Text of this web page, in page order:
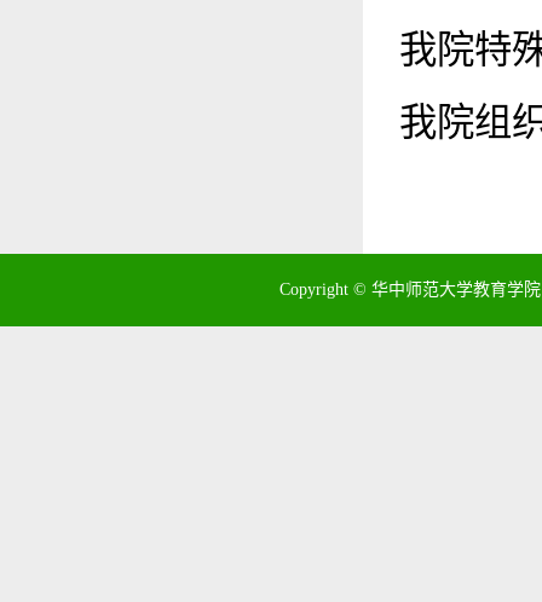
我院特
我院组
Copyright © 华中师范大学教育学院